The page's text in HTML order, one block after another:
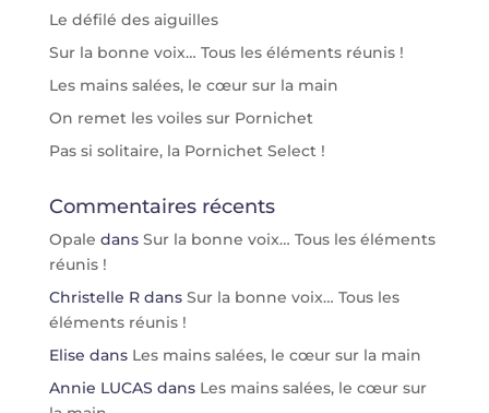
Le défilé des aiguilles
Sur la bonne voix… Tous les éléments réunis !
Les mains salées, le cœur sur la main
On remet les voiles sur Pornichet
Pas si solitaire, la Pornichet Select !
Commentaires récents
Opale dans Sur la bonne voix… Tous les éléments
réunis !
Christelle Rdans Sur la bonne voix… Tous les
éléments réunis !
Elise dans Les mains salées, le cœur sur la main
Annie LUCAS dans Les mains salées, le cœur sur